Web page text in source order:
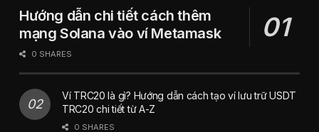
Hướng dẫn chi tiết cách thêm
mạng Solana vào ví Metamask
0 SHARES
Ví TRC20 là gì? Hướng dẫn cách tạo ví lưu trữ USDT
TRC20 chi tiết từ A-Z
0 SHARES